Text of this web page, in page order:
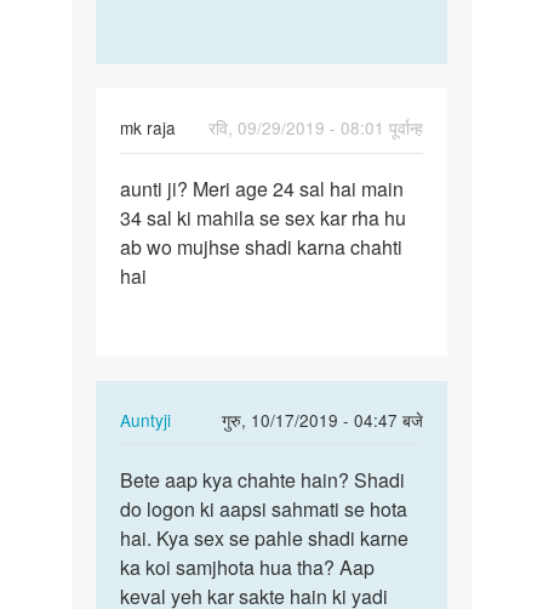
mk raja
रवि, 09/29/2019 - 08:01 पूर्वान्ह
aunti
ji?
Meri
age
aunti ji? Meri age 24 sal hai main
34 sal ki mahila se sex kar rha hu
ab wo mujhse shadi karna chahti
hai
Auntyji
गुरु, 10/17/2019 - 04:47 बजे
In
to
aunti
ji?
Meri
age
Bete
aap
kya
chahte
hain?…
Bete aap kya chahte hain? Shadi
do logon ki aapsi sahmati se hota
hai. Kya sex se pahle shadi karne
ka koi samjhota hua tha? Aap
keval yeh kar sakte hain ki yadi